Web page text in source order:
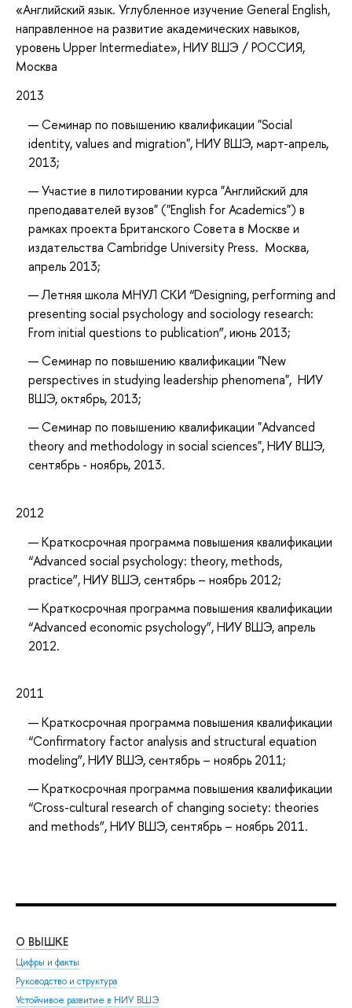
«Английский язык. Углубленное изучение General English,
направленное на развитие академических навыков,
уровень Upper Intermediate», НИУ ВШЭ / РОССИЯ,
Москва
2013
Семинар по повышению квалификации "Social
identity, values and migration", НИУ ВШЭ, март-апрель,
2013;
Участие в пилотировании курса "Английский для
преподавателей вузов" ("English for Academics") в
рамках проекта Британского Совета в Москве и
издательства Cambridge University Press. Москва,
апрель 2013;
Летняя школа МНУЛ СКИ “Designing, performing and
presenting social psychology and sociology research:
From initial questions to publication”, июнь 2013;
Семинар по повышению квалификации "New
perspectives in studying leadership phenomena", НИУ
ВШЭ, октябрь, 2013;
Семинар по повышению квалификации "Advanced
theory and methodology in social sciences", НИУ ВШЭ,
сентябрь - ноябрь, 2013.
2012
Краткосрочная программа повышения квалификации
“Advanced social psychology: theory, methods,
practice”, НИУ ВШЭ, сентябрь – ноябрь 2012;
Краткосрочная программа повышения квалификации
“Advanced economic psychology”, НИУ ВШЭ, апрель
2012.
2011
Краткосрочная программа повышения квалификации
“Confirmatory factor analysis and structural equation
modeling”, НИУ ВШЭ, сентябрь – ноябрь 2011;
Краткосрочная программа повышения квалификации
“Cross-cultural research of changing society: theories
and methods”, НИУ ВШЭ, сентябрь – ноябрь 2011.
О ВЫШКЕ
Цифры и факты
Руководство и структура
Устойчивое развитие в НИУ ВШЭ